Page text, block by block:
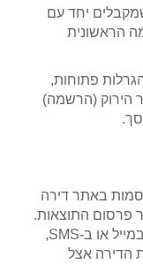
יחד עם
הראשונית
פתוחות,
הירוק (הרשמה)
באתר דירה
פרסום התוצאות.
במידה וזוכים בהגרלה מקבלים הודעה במייל או ב-SMS,
הדירה אצל